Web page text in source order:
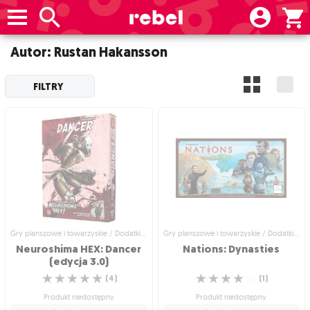
Autor: Rustan Hakansson
FILTRY
Gry planszowe i towarzyskie / Dodatki do gier
Neuroshima HEX: Dancer
(edycja 3.0)
☆
☆
☆
☆
☆ (4)
Produkt niedostępny
Gry planszowe i towarzyskie / Dodatki do gier
Nations:Dynasties
☆
☆
☆
☆ (1)
Produkt niedostępny